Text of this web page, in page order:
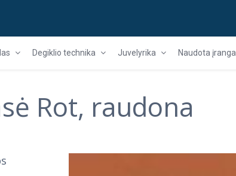
Degiklio technika Juvelyrika Naudota įranga
Rot, raudona